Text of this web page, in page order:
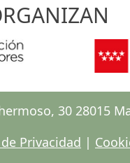
30 28015
Privacidad |